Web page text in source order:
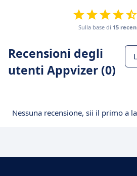
Sulla base di 15
Recensioni degli
utenti Appvizer (0)
Nessuna recensione, sii il primo a